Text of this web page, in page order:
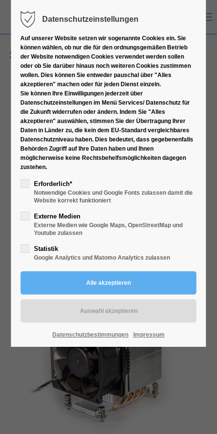
Sockel 2066 Narrow Kühler
T-318
Datenschutzeinstellungen
Auf unserer Website setzen wir sogenannte Cookies ein. Sie
können wählen, ob nur die für den ordnungsgemäßen Betrieb
der Website notwendigen Cookies verwendet werden sollen
oder ob Sie darüber hinaus noch weiteren Cookies zustimmen
wollen. Dies können Sie entweder pauschal über "Alles
akzeptieren" machen oder für jeden Dienst einzeln.
Sie können Ihre Einwilligungen jederzeit über
Datenschutzeinstellungen im Menü Services/ Datenschutz für
die Zukunft widerrufen oder ändern. Indem Sie "Alles
akzeptieren" auswählen, stimmen Sie der Übertragung Ihrer
Daten in Länder zu, die kein dem EU-Standard vergleichbares
Datenschutzniveau haben. Dies bedeutet, dass gegebenenfalls
Behörden Zugriff auf Ihre Daten haben und Ihnen
möglicherweise keine Rechtsbehelfsmöglichkeiten dagegen
zustehen.
Erforderlich*
Notwendige Cookies und Google Fonts zulassen damit die
Website korrekt funktioniert
Externe Medien
Externe Medien wie Google Maps, OpenStreetMap und
Youtube zulassen
Statistik
Google Analytics und Matomo Analytics zulassen
Datenschutzbestimmungen Impressum